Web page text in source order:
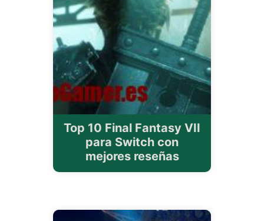
Top 10 Final Fantasy VII
para Switch con
mejores reseñas